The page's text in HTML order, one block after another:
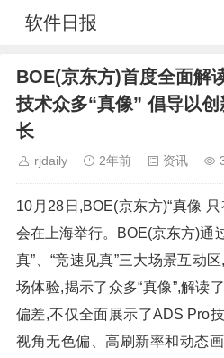
软件日报
BOE(京东方)首度全面解
技术众多“真像” 倡导以
长
rjdaily 2年前 资讯
10月28日,BOE(京东方)“真像
会在上海举行。BOE(京东方)通
真”、“竞速见真”三大场景互动
场体验,揭示了众多“真像”,解读
偏差,不仅全面展示了ADS Pro
视角无色偏、高刷新率和动态